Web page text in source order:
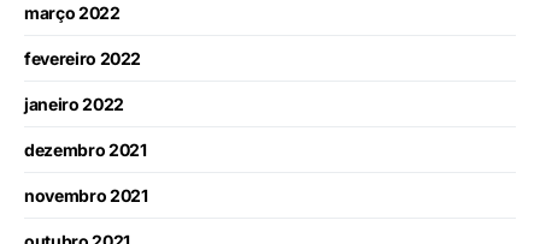
março 2022
fevereiro 2022
janeiro 2022
dezembro 2021
novembro 2021